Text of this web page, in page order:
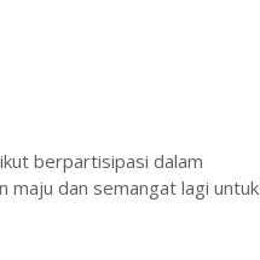
berpartisipasi dalam
maju dan semangat lagi untuk